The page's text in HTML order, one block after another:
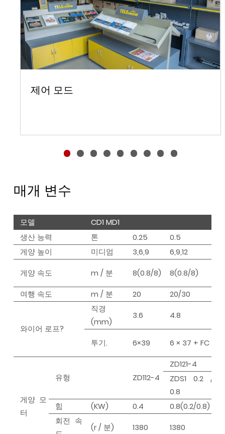
제어 모드
매개 변수
모델
CD1 MD1
생산 능력
톤 0.25 0.5
게양 높이
미디엄 3,6,9 6,9,12
게양 속도
m / 분 8(0.8/8) 8(0.8/8)
여행 속도
m / 분 20 20/30
와이어 로프?
직경
(mm)
3.6 4.8
투기. 6×39 6 × 37 + FC
게양 모
터
유형 ZD112-4
ZD121-4
ZDS1 0.2 /
0.8
힘
(KW) 0.4 0.8(0.2/0.8)
회전 속
(r / 분) 1380 1380